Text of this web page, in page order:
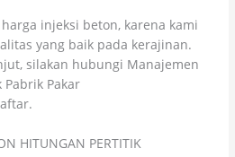
injeksi beton, karena kami
yang baik pada kerajinan.
silakan hubungi Manajemen
Pakar
HITUNGAN PERTITIK